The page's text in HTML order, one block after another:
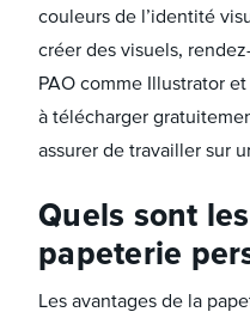
couleurs de l’identité
créer des visuels,
PAO comme Illustrator
à télécharger
assurer de travailler sur
Quels sont
papeterie
Les avantages de la